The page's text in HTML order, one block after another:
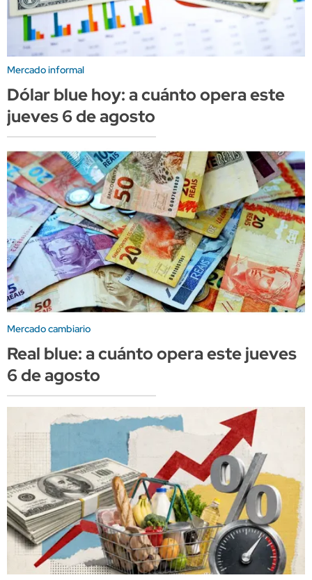
Mercado informal
Dólar blue hoy: a cuánto opera este
jueves 6 de agosto
Mercado cambiario
Real blue: a cuánto opera este jueves
6 de agosto